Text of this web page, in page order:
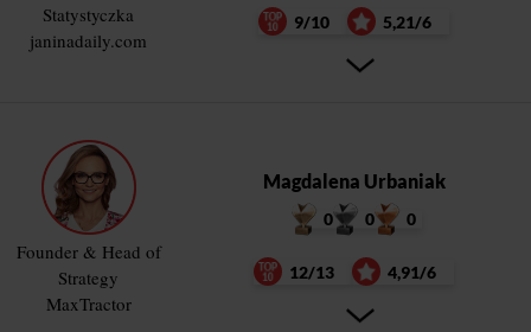
Statystyczka
janinadaily.com
9/10 5,21/6
Founder & Head of
Strategy
MaxTractor
Magdalena Urbaniak
0 0 0
12/13 4,91/6